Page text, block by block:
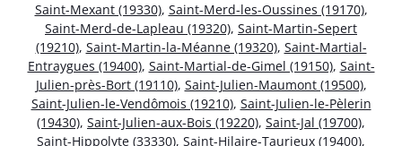
Saint-Mexant (19330), Saint-Merd-les-Oussines (19170),
Saint-Merd-de-Lapleau (19320), Saint-Martin-Sepert
(19210), Saint-Martin-la-Méanne (19320), Saint-Martial-
Entraygues (19400), Saint-Martial-de-Gimel (19150), Saint-
Julien-près-Bort (19110), Saint-Julien-Maumont (19500),
Saint-Julien-le-Vendômois (19210), Saint-Julien-le-Pèlerin
(19430), Saint-Julien-aux-Bois (19220), Saint-Jal (19700),
Saint-Hippolyte (33330), Saint-Hilaire-Taurieux (19400),